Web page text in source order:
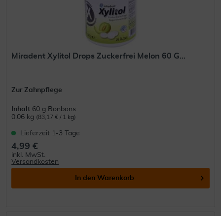
Miradent Xylitol Drops Zuckerfrei Melon 60 G...
Zur Zahnpflege
Inhalt 60 g Bonbons
0.06 kg (83,17 € / 1 kg)
Lieferzeit 1-3 Tage
4,99 €
inkl. MwSt.
Versandkosten
In den Warenkorb